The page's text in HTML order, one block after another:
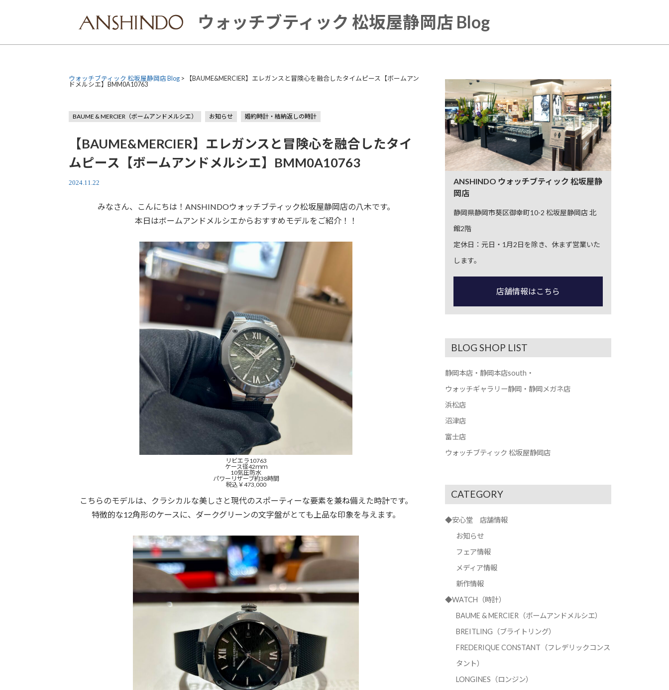
ウォッチブティック 松坂屋静岡店 Blog
ウォッチブティック 松坂屋静岡店 Blog > 【BAUME&MERCIER】エレガンスと冒険心を融合したタイムピース【ボームアン
ドメルシエ】BMM0A10763
BAUME & MERCIER（ボームアンドメルシエ） お知らせ 婚約時計・結納返しの時計
【BAUME&MERCIER】エレガンスと冒険心を融合したタイ
ムピース【ボームアンドメルシエ】BMM0A10763
2024.11.22
みなさん、こんにちは！ANSHINDOウォッチブティック松坂屋静岡店の八木です。
本日はボームアンドメルシエからおすすめモデルをご紹介！！
リビエラ10763
ケース径42ｍｍ
10気圧防水
パワーリザーブ約38時間
税込￥473,000
こちらのモデルは、クラシカルな美しさと現代のスポーティーな要素を兼ね備えた時計です。
特徴的な12角形のケースに、ダークグリーンの文字盤がとても上品な印象を与えます。
ANSHINDO ウォッチブティック 松坂屋静
岡店
静岡県静岡市葵区御幸町10-2 松坂屋静岡店 北
館2階
定休日：元日・1月2日を除き、休まず営業いた
します。
店舗情報はこちら
BLOG SHOP LIST
静岡本店・静岡本店south・
ウォッチギャラリー静岡・静岡メガネ店
浜松店
沼津店
富士店
ウォッチブティック 松坂屋静岡店
CATEGORY
◆安心堂 店舗情報
お知らせ
フェア情報
メディア情報
新作情報
◆WATCH（時計）
BAUME & MERCIER（ボームアンドメルシエ）
BREITLING（ブライトリング）
FREDERIQUE CONSTANT（フレデリックコンス
タント）
LONGINES（ロンジン）